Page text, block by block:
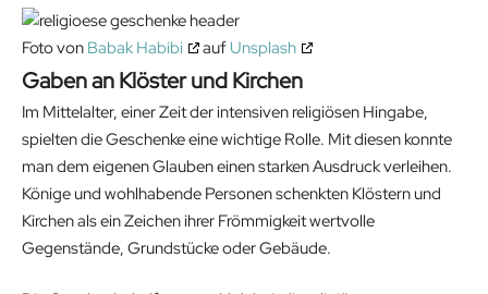
Foto von Babak Habibi auf Unsplash
Gaben an Klöster und Kirchen
Im Mittelalter, einer Zeit der intensiven religiösen Hingabe,
spielten die Geschenke eine wichtige Rolle. Mit diesen konnte
man dem eigenen Glauben einen starken Ausdruck verleihen.
Könige und wohlhabende Personen schenkten Klöstern und
Kirchen als ein Zeichen ihrer Frömmigkeit wertvolle
Gegenstände, Grundstücke oder Gebäude.